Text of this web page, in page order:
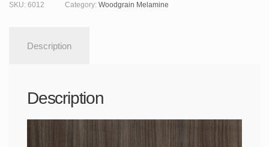
SKU: 6012 Category: Woodgrain Melamine
Description
Description